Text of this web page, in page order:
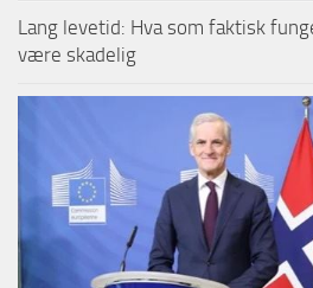
Lang levetid: Hva som faktisk
være skadelig